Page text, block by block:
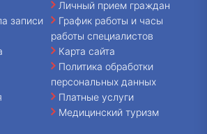
записи
Личный прием граждан
График работы и часы
работы специалистов
Карта сайта
Политика обработки
персональных данных
Платные услуги
Медицинский туризм